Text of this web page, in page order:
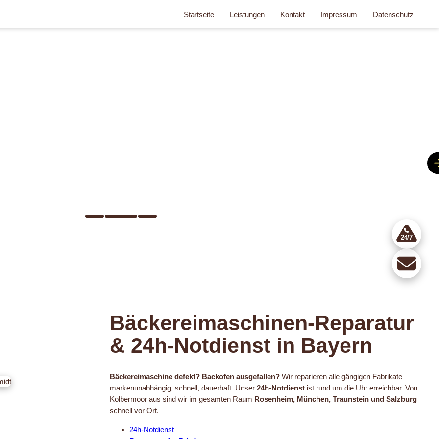
Startseite Leistungen Kontakt Impressum Datenschutz
24/7
Bäckereimaschinen-Reparatur
& 24h-Notdienst in Bayern
Bäckereimaschine defekt? Backofen ausgefallen? Wir reparieren alle gängigen Fabrikate –
markenunabhängig, schnell, dauerhaft. Unser 24h-Notdienst ist rund um die Uhr erreichbar. Von
Kolbermoor aus sind wir im gesamten Raum Rosenheim, München, Traunstein und Salzburg
schnell vor Ort.
24h-Notdienst